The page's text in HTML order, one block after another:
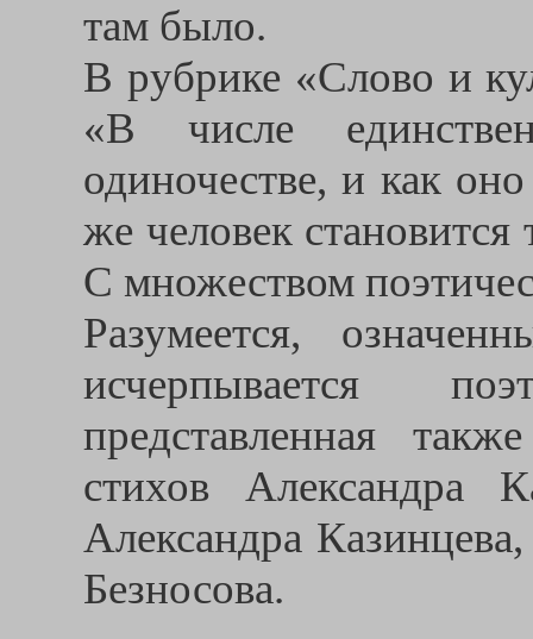
там было.
В рубрике «Слово и
«В числе
одиночестве, и как
же человек
С множеством
Разумеется,
исчерпывается
представленная
стихов Александра
Александра
Безносова.